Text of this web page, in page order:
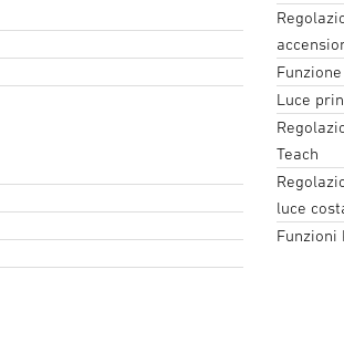
Luce
Teach
luce
Funzioni